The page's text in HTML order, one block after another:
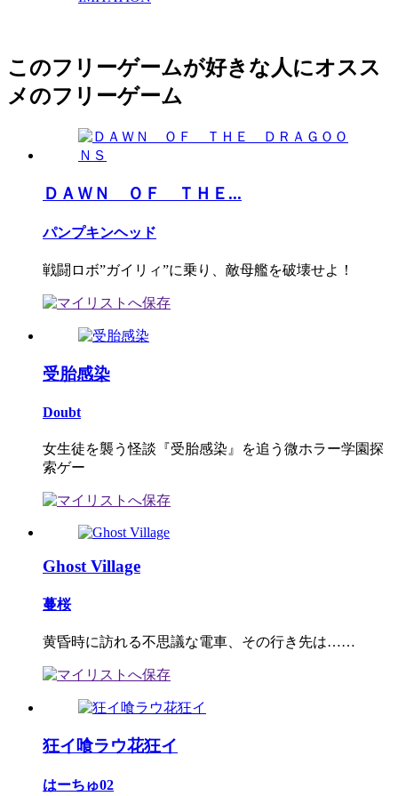
このフリーゲームが好きな人にオスス
メのフリーゲーム
ＤＡＷＮ ＯＦ ＴＨＥ...
パンプキンヘッド
戦闘ロボ”ガイリィ”に乗り、敵母艦を破壊せよ！
受胎感染
Doubt
女生徒を襲う怪談『受胎感染』を追う微ホラー学園探
索ゲー
Ghost Village
蔓桜
黄昏時に訪れる不思議な電車、その行き先は……
狂イ喰ラウ花狂イ
はーちゅ02